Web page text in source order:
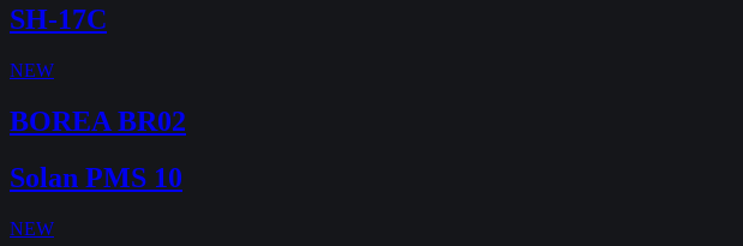
SH-17C
NEW
BOREA BR02
Solan PMS 10
NEW